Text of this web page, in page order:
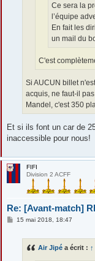
Ce sera la
l’équipe
En fait les
un mail du
C'est
Si AUCUN billet
acquis, ne faut-il
Mandel, c'est 350
Et si ils font un car de
inaccessible pour nous!
FIFI
Division 2 ACFF
Re: [Avant-match]
M15 mai 2018, 18:47
Air Jipé a écrit : ↑